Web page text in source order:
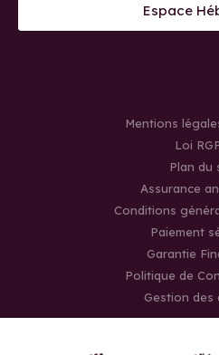
Espace
Mentions
Loi
Plan du
Assurance
Conditions
Paiement
Garantie
Politique de
Gestion des